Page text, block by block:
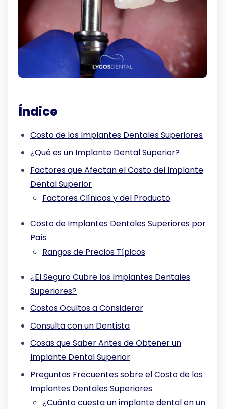
Índice
Costo de los Implantes Dentales Superiores
¿Qué es un Implante Dental Superior?
Factores que Afectan el Costo del Implante
Dental Superior
Factores Clínicos y del Producto
Costo de Implantes Dentales Superiores por
País
Rangos de Precios Típicos
¿El Seguro Cubre los Implantes Dentales
Superiores?
Costos Ocultos a Considerar
Consulta con un Dentista
Cosas que Saber Antes de Obtener un
Implante Dental Superior
Preguntas Frecuentes sobre el Costo de los
Implantes Dentales Superiores
¿Cuánto cuesta un implante dental en un